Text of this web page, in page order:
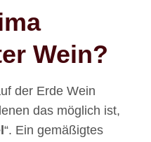
Wein?
der Erde Wein
das möglich ist,
“. Ein gemäßigtes